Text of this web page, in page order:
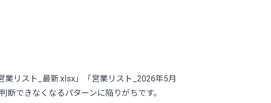
リスト_最新.xlsx」「営業リスト_2026年5月
できなくなるパターンに陥りがちです。